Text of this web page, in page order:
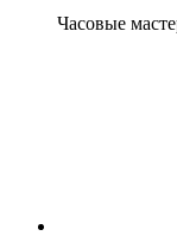
Часовые